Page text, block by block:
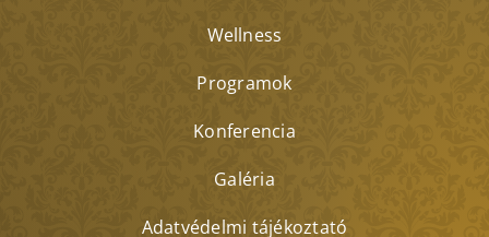
Wellness
Programok
Konferencia
Galéria
Adatvédelmi tájékoztató